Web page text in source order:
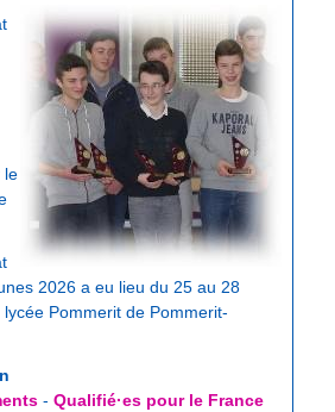
le
2026 a eu lieu du 25 au 28
Pommerit de Pommerit-
- Qualifié·es pour le France